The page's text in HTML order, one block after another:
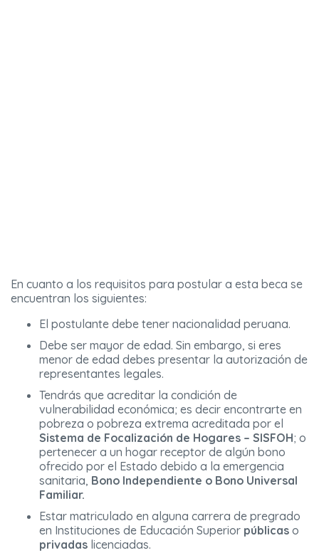
En cuanto a los requisitos para postular a esta beca se
encuentran los siguientes:
El postulante debe tener nacionalidad peruana.
Debe ser mayor de edad. Sin embargo, si eres
menor de edad debes presentar la autorización de
representantes legales.
Tendrás que acreditar la condición de
vulnerabilidad económica; es decir encontrarte en
pobreza o pobreza extrema acreditada por el
Sistema de Focalización de Hogares – SISFOH; o
pertenecer a un hogar receptor de algún bono
ofrecido por el Estado debido a la emergencia
sanitaria, Bono Independiente o Bono Universal
Familiar.
Estar matriculado en alguna carrera de pregrado
en Instituciones de Educación Superior públicas o
privadas licenciadas.